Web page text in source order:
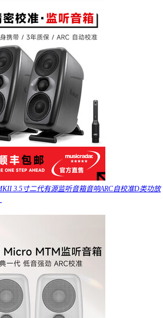
3.5寸二代有源监听音箱音响ARC自校准D类功放